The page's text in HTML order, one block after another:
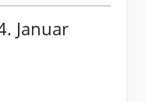
Januar